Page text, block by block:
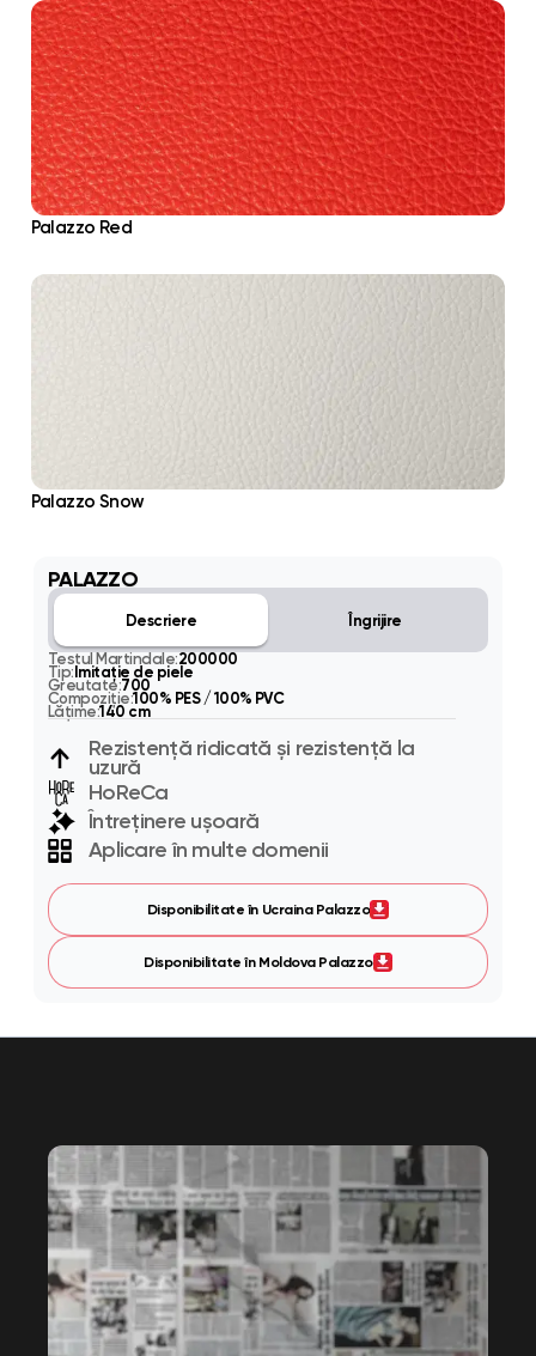
Palazzo Red
Palazzo Snow
PALAZZO
Descriere Îngrijire
Testul Martindale:200000
Tip:Imitaţie de piele
Greutate:700
Compoziție:100% PES / 100% PVC
Lățime:140 cm
Rezistență ridicată și rezistență la
uzură
HoReCa
Întreținere ușoară
Aplicare în multe domenii
Disponibilitate în Ucraina Palazzo
Disponibilitate în Moldova Palazzo